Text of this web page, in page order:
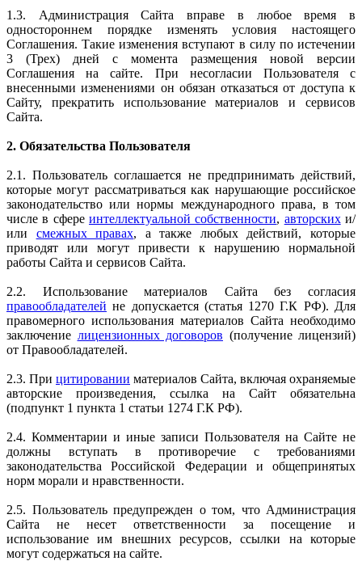
1.3. Администрация Сайта вправе в любое время в
одностороннем порядке изменять условия настоящего
Соглашения. Такие изменения вступают в силу по истечении
3 (Трех) дней с момента размещения новой версии
Соглашения на сайте. При несогласии Пользователя с
внесенными изменениями он обязан отказаться от доступа к
Сайту, прекратить использование материалов и сервисов
Сайта.
2. Обязательства Пользователя
2.1. Пользователь соглашается не предпринимать действий,
которые могут рассматриваться как нарушающие российское
законодательство или нормы международного права, в том
числе в сфере интеллектуальной собственности, авторскихи/
или смежных правах, а также любых действий, которые
приводят или могут привести к нарушению нормальной
работы Сайта и сервисов Сайта.
2.2. Использование материалов Сайта без согласия
правообладателей не допускается (статья 1270 Г.К РФ). Для
правомерного использования материалов Сайта необходимо
заключение лицензионных договоров (получение лицензий)
от Правообладателей.
2.3. При цитировании материалов Сайта, включая охраняемые
авторские произведения, ссылка на Сайт обязательна
(подпункт 1 пункта 1 статьи 1274 Г.К РФ).
2.4. Комментарии и иные записи Пользователя на Сайте не
должны вступать в противоречие с требованиями
законодательства Российской Федерации и общепринятых
норм морали и нравственности.
2.5. Пользователь предупрежден о том, что Администрация
Сайта не несет ответственности за посещение и
использование им внешних ресурсов, ссылки на которые
могут содержаться на сайте.